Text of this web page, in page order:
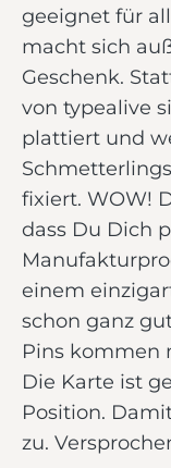
geeignet für
macht sich
Geschenk.
von typealive
plattiert und
fixiert. WOW!
dass Du Dich
einem
schon ganz
Pins kommen
Die Karte ist
Position.
zu.